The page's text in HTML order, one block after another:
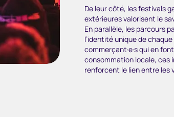
De leur côté, les festivals
extérieures valorisent le
En parallèle, les parcours
l’identité unique de
commerçant·e·s qui en
consommation locale, ces
renforcent le lien entre les